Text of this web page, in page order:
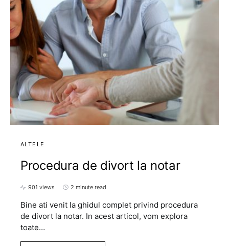
ALTELE
Procedura de divort la notar
901 views 2 minute read
Bine ati venit la ghidul complet privind procedura
de divort la notar. In acest articol, vom explora
toate…